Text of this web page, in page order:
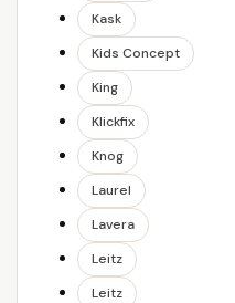
Kask
Kids Concept
King
Klickfix
Knog
Laurel
Lavera
Leitz
Leitz